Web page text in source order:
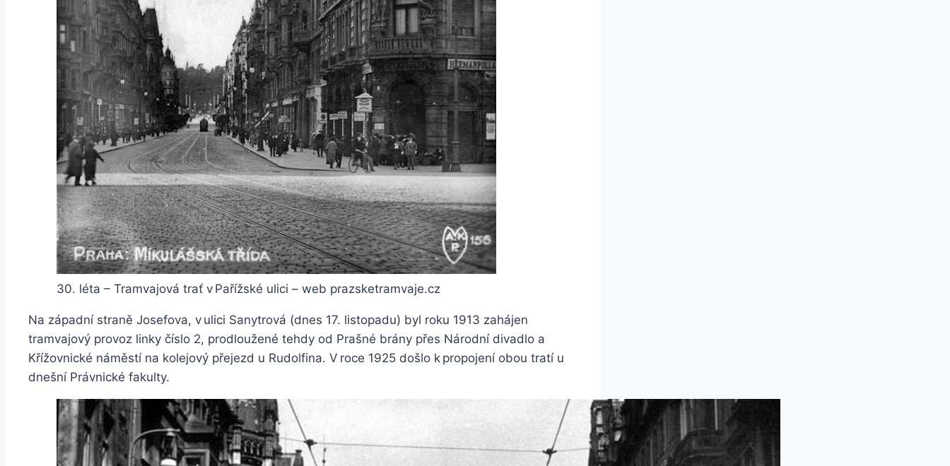
30. léta – Tramvajová trať v Pařížské ulici – web prazsketramvaje.cz
Na západní straně Josefova, v ulici Sanytrová (dnes 17. listopadu) byl roku 1913 zahájen
tramvajový provoz linky číslo 2, prodloužené tehdy od Prašné brány přes Národní divadlo a
Křížovnické náměstí na kolejový přejezd u Rudolfina. V roce 1925 došlo k propojení obou tratí u
dnešní Právnické fakulty.